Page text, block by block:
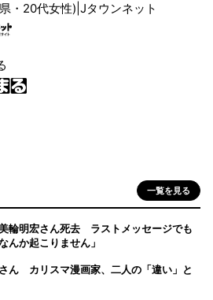
・20代女性)|Jタウンネット
一覧を見る
輪明宏さん死去 ラストメッセージでも
か起こりません」
ん カリスマ漫画家、二人の「違い」と